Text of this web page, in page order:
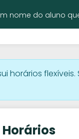
nome do aluno
horários flexíveis.
Horários